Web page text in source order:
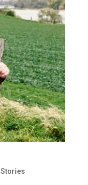
Stories